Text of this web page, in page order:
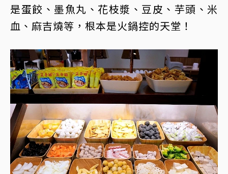
是蛋餃、墨魚丸、花枝漿、豆皮、芋頭、米
血、麻吉燒等，根本是火鍋控的天堂！